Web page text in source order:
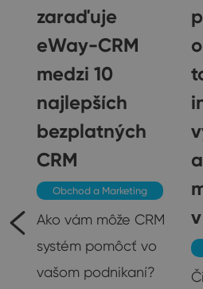
zaraďuje
eWay-CRM
medzi 10
najlepších
bezplatných
CRM
Obchod a Marketing
Ako vám môže CRM
systém pomôcť vo
vašom podnikaní?